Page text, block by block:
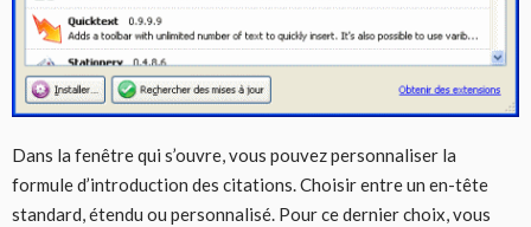
Dans la fenêtre qui s’ouvre, vous pouvez personnaliser la
formule d’introduction des citations. Choisir entre un en-tête
standard, étendu ou personnalisé. Pour ce dernier choix, vous